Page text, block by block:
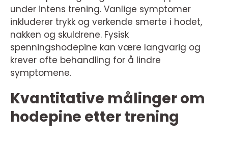
under intens trening. Vanlige symptomer
inkluderer trykk og verkende smerte i hodet,
nakken og skuldrene. Fysisk
spenningshodepine kan være langvarig og
krever ofte behandling for å lindre
symptomene.
Kvantitative målinger om
hodepine etter trening